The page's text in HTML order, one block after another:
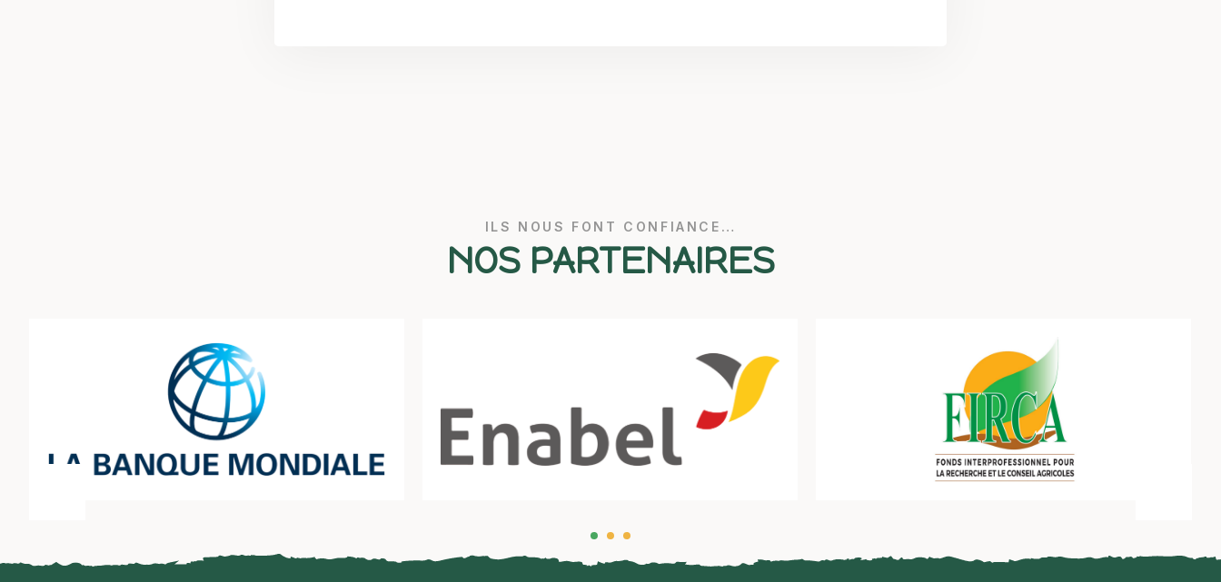
ILS NOUS FONT CONFIANCE…
NOS PARTENAIRES